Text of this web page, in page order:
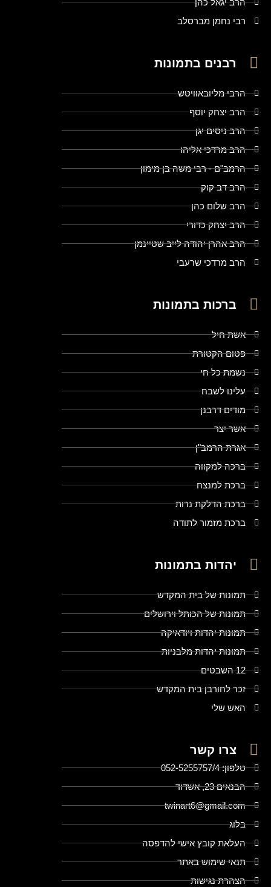
הרב יגאל כהן
רבי נחמן מברסלב
רבנים בתמונות
הרבי מליובאוויטש
הרב יצחק יוסף
הרב ניסים יגן
הרב מרדכי אליהו
הרמב"ם - רבי משה בן מימון
הרב דב קוק
הרב שלום כהן
הרב יצחק כדורי
הרב אהרן יהודה לייב שטיינמן
הרב מרדכי שרעבי
ברכות בתמונות
אשת חיל
פטום הקטורת
נשמת כל חי
עלינו לשבח
מודים דרבנן
אשר יצר
אגרת הרמב"ן
ברכה למקווה
ברכת למנצח
ברכת הדלקת נרות
ברכת מזמור לתודה
יהדות בתמונות
תמונות של בית המקדש
תמונות של הכותל וירושלים
תמונות יהדות ויודאיקה
תמונות יהדות מלבניות
12 השבטים
זכר לחורבן בית המקדש
האש שלי
צרו קשר
טלפון: 052-5255757/4
הבנאים 23, אשדוד
twinart6@gmail.com
בלוג
העלאת קובץ אישי להדפסה
תנאי שימוש באתר
הצהרת נגישות